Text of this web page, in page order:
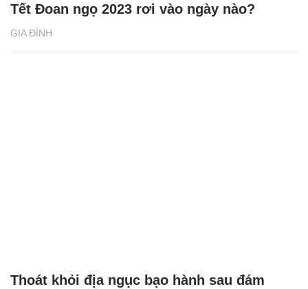
GIA ĐÌNH
Tết Đoan ngọ 2023 rơi vào ngày nào?
Thoát khỏi địa ngục bạo hành sau đám